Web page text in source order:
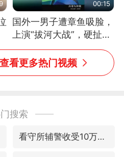
00:15
国外一男子遭章鱼吸脸，
上演“拔河大战”，硬扯加
铁棒敲打方才挣脱
看更多热门视频
搜索
看守所辅警收受10万获刑1年